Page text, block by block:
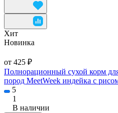
Хит
Новинка
от 425 ₽
Полнорационный сухой корм
пород MeetWeek индейка с
5
1
В наличии